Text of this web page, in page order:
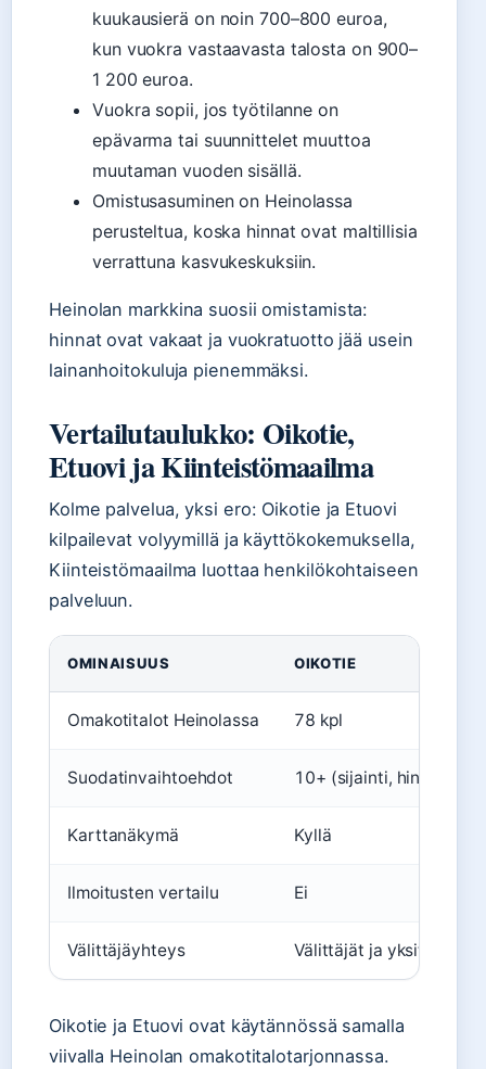
kuukausierä on noin 700–800 euroa,
kun vuokra vastaavasta talosta on 900–
1 200 euroa.
Vuokra sopii, jos työtilanne on
epävarma tai suunnittelet muuttoa
muutaman vuoden sisällä.
Omistusasuminen on Heinolassa
perusteltua, koska hinnat ovat maltillisia
verrattuna kasvukeskuksiin.
Heinolan markkina suosii omistamista:
hinnat ovat vakaat ja vuokratuotto jää usein
lainanhoitokuluja pienemmäksi.
Vertailutaulukko: Oikotie,
Etuovi ja Kiinteistömaailma
Kolme palvelua, yksi ero: Oikotie ja Etuovi
kilpailevat volyymillä ja käyttökokemuksella,
Kiinteistömaailma luottaa henkilökohtaiseen
palveluun.
OMINAISUUS OIKOTIE
Omakotitalot Heinolassa 78 kpl
Suodatinvaihtoehdot 10+ (sijainti, hinta,
Karttanäkymä Kyllä
Ilmoitusten vertailu Ei
Välittäjäyhteys Välittäjät ja yksityiset
Oikotie ja Etuovi ovat käytännössä samalla
viivalla Heinolan omakotitalotarjonnassa.